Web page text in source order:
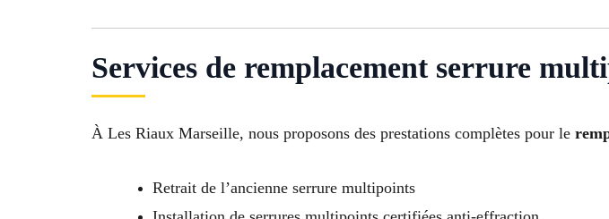
Services de remplacement serrure
À Les Riaux Marseille, nous proposons des prestations complètes pour le
Retrait de l’ancienne serrure multipoints